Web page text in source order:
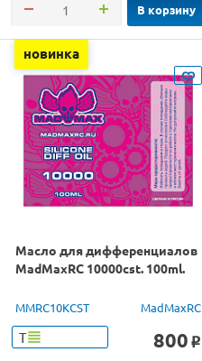
В корзину
новинка
Масло для дифференциалов
MadMaxRC 10000cst. 100ml.
MMRC10KCST MadMaxRC
Т 800 o